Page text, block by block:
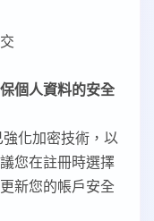
個人資料的安全
化加密技術，以
您在註冊時選擇
新您的帳戶安全